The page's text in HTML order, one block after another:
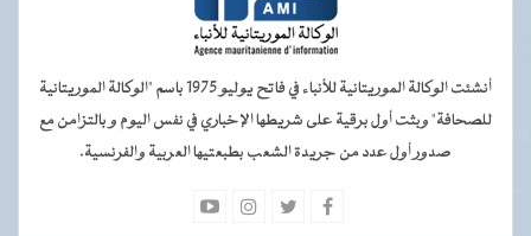
أنشئت الوكالة الموريتانية للأنباء في فاتح يوليو 1975 باسم "الوكالة الموريتانية
للصحافة" وبثت أول برقية على شريطها الإخباري في نفس اليوم و بالتزامن مع
صدور أول عدد من جريدة الشعب بطبعتيها العربية والفرنسية.